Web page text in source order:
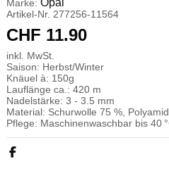
Marke: Opal
Artikel-Nr. 277256-11564
CHF 11.90
inkl. MwSt.
Saison: Herbst/Winter
Knäuel à: 150g
Lauflänge ca.: 420 m
Nadelstärke: 3 - 3.5 mm
Material: Schurwolle 75 %,
Pflege: Maschinenwaschbar bis 40